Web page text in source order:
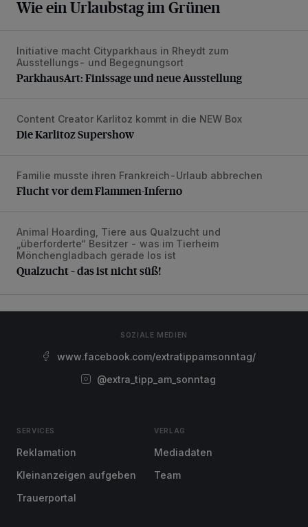
Wie ein Urlaubstag im Grünen
ParkhausArt: Finissage und neue Ausstellung
Initiative macht Cityparkhaus in Rheydt zum
Ausstellungs- und Begegnungsort
ParkhausArt: Finissage und neue Ausstellung
Die Karlitoz Supershow
Content Creator Karlitoz kommt in die NEW Box
Die Karlitoz Supershow
Flucht vor dem Flammen-Inferno
Familie musste ihren Frankreich-Urlaub abbrechen
Flucht vor dem Flammen-Inferno
Qualzucht – das ist nicht süß!
Animal Hoarding, Tiere aus Qualzucht und
„überforderte“ Besitzer - was im Tierheim
Mönchengladbach gerade los ist
Qualzucht – das ist nicht süß!
SOZIALE MEDIEN
www.facebook.com/extratippamsonntag/
@extra_tipp_am_sonntag
SERVICES
Reklamation
Kleinanzeigen aufgeben
Trauerportal
VERLAG
Mediadaten
Team